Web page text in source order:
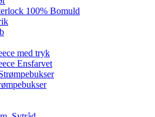
100% Bomuld
med tryk
Ensfarvet